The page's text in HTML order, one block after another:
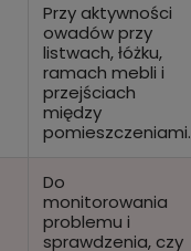
Przy aktywności
owadów przy
listwach, łóżku,
ramach mebli i
przejściach
między
pomieszczeniami.
Do
monitorowania
problemu i
sprawdzenia, czy